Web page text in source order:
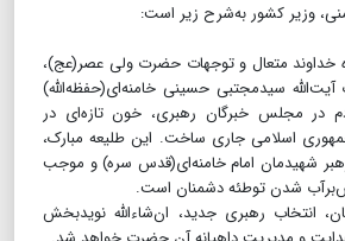
وزیر کشور به‌شرح زیر است:
خداوند متعال و توجهات حضرت ولی عصر(عج)،
سیدمجتبی حسینی خامنه‌ای(حفظه‌الله)
در مجلس خبرگان رهبری، خون تازه‌ای در
اسلامی جاری ساخت. این طلیعه مبارک،
شهیدمان امام خامنه‌ای(قدس سره) و موجب
شدن توطئه دشمنان است.
انتخاب رهبری جدید، ان‌شاءالله نویدبخش